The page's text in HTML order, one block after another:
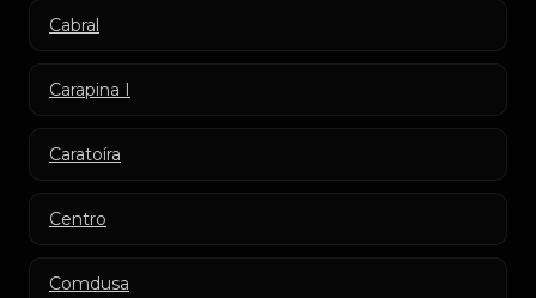
Cabral
Carapina I
Caratoíra
Centro
Comdusa